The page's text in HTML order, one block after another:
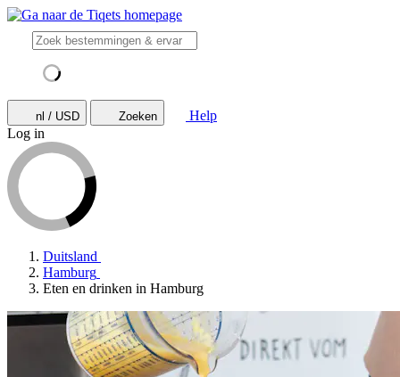
nl / USD Zoeken
Help
Log in
Duitsland
Hamburg
Eten en drinken in Hamburg